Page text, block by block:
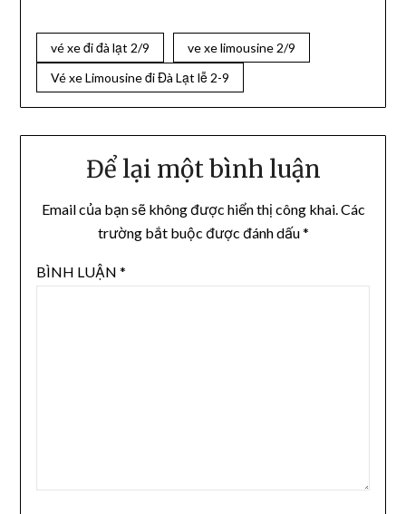
vé xe đi đà lạt 2/9
ve xe limousine 2/9
Vé xe Limousine đi Đà Lạt lễ 2-9
Để lại một bình luận
Email của bạn sẽ không được hiển thị công khai.Các
trường bắt buộc được đánh dấu*
BÌNH LUẬN *